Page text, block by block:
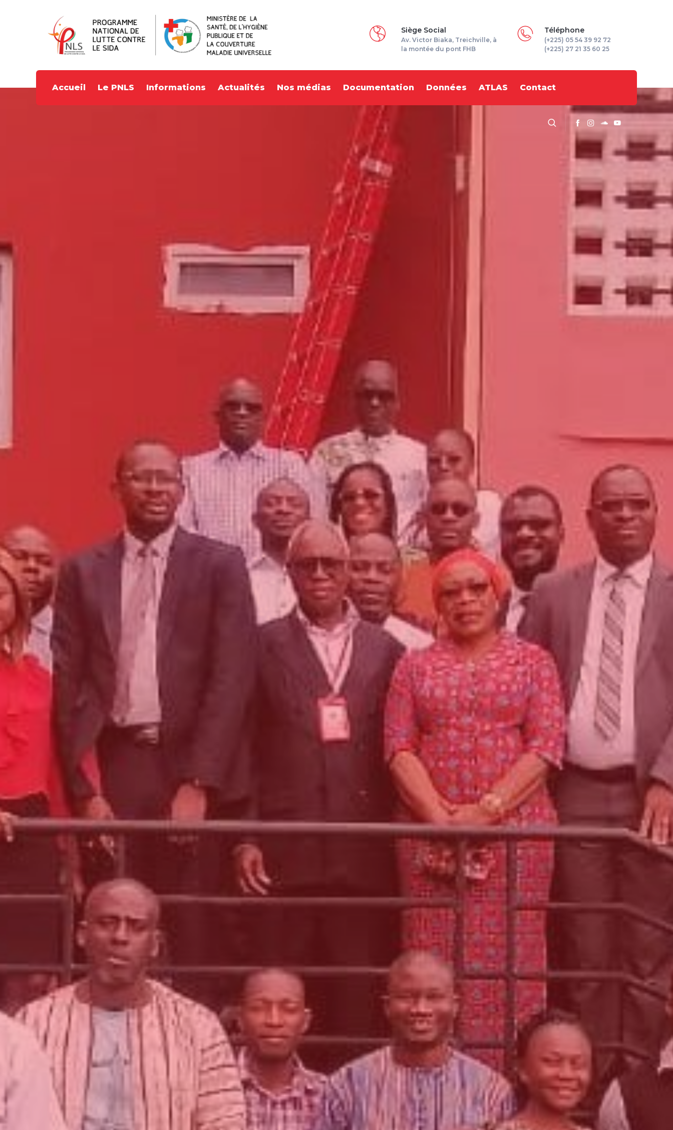
Siège Social
Av. Victor Biaka, Treichville, à
la montée du pont FHB
Téléphone
(+225) 05 54 39 92 72
(+225) 27 21 35 60 25
Accueil Le PNLS Informations Actualités Nos médias Documentation Données ATLAS Contact